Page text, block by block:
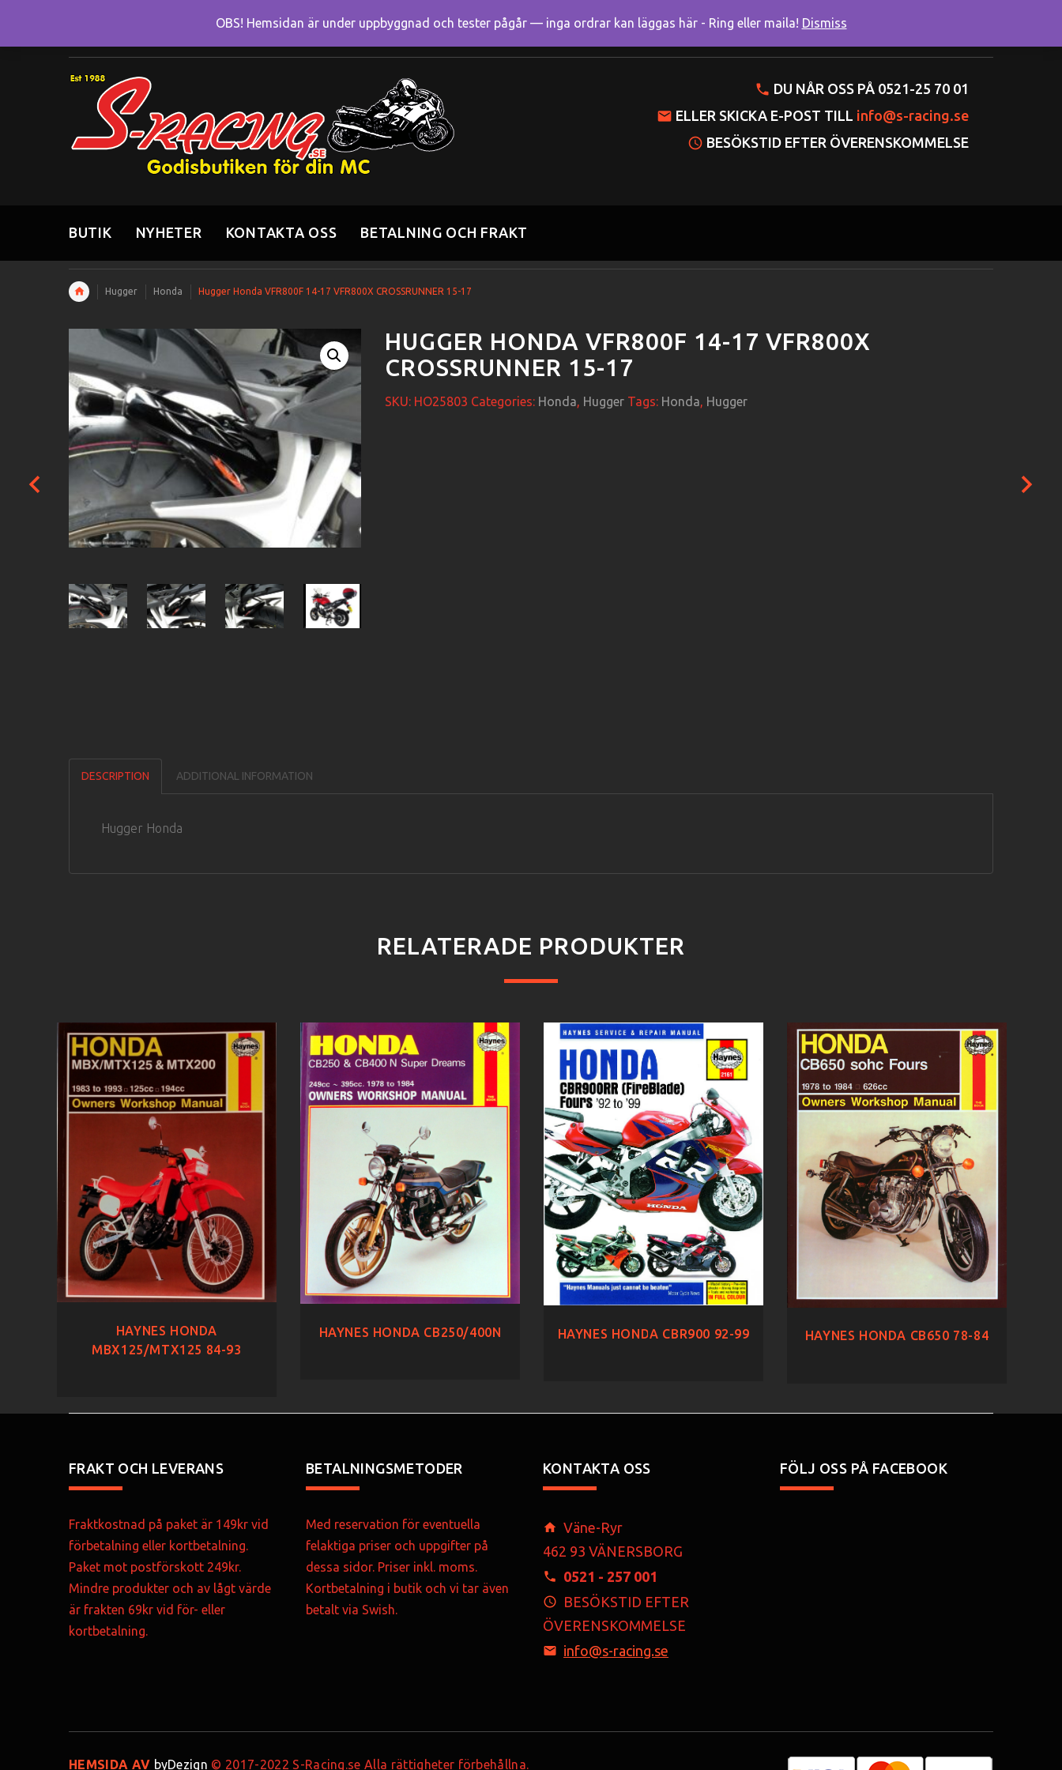
Mitt konto Varukorgen
DU NÅR OSS PÅ 0521-25 70 01
ELLER SKICKA E-POST TILL info@s-racing.se
BESÖKSTID EFTER ÖVERENSKOMMELSE
BUTIK NYHETER KONTAKTA OSS BETALNING OCH FRAKT
Hugger Honda Hugger Honda VFR800F 14-17 VFR800X CROSSRUNNER 15-17
HUGGER HONDA VFR800F 14-17 VFR800X
CROSSRUNNER 15-17
SKU: HO25803 Categories: Honda, Hugger Tags: Honda, Hugger
DESCRIPTION ADDITIONAL INFORMATION
Hugger Honda
RELATERADE PRODUKTER
HAYNES HONDA
MBX125/MTX125 84-93
HAYNES HONDA CB250/400N HAYNES HONDA CBR900 92-99 HAYNES HONDA CB650 78-84
FRAKT OCH LEVERANS
Fraktkostnad på paket är 149kr vid
förbetalning eller kortbetalning.
Paket mot postförskott 249kr.
Mindre produkter och av lågt värde
är frakten 69kr vid för- eller
kortbetalning.
BETALNINGSMETODER
Med reservation för eventuella
felaktiga priser och uppgifter på
dessa sidor. Priser inkl. moms.
Kortbetalning i butik och vi tar även
betalt via Swish.
KONTAKTA OSS
Väne-Ryr
462 93 VÄNERSBORG
0521 - 257 001
BESÖKSTID EFTER
ÖVERENSKOMMELSE
info@s-racing.se
FÖLJ OSS PÅ FACEBOOK
HEMSIDA AV byDezign © 2017-2022 S-Racing.se Alla rättigheter förbehållna.
OBS! Hemsidan är under uppbyggnad och tester pågår — inga ordrar kan läggas här - Ring eller maila! Dismiss